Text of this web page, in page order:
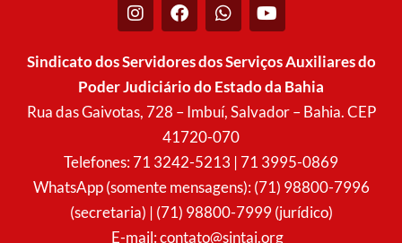
n
t
g
r
a
e
b
o
o
k
h
t
a
p
p
o
t
u
b
e
Sindicato dos Servidores dos Serviços Auxiliares do
Poder Judiciário do Estado da Bahia
Rua das Gaivotas, 728 – Imbuí, Salvador – Bahia. CEP
41720-070
Telefones: 71 3242-5213 | 71 3995-0869
WhatsApp (somente mensagens): (71) 98800-7996
(secretaria) | (71) 98800-7999 (jurídico)
E-mail:contato@sintaj.org